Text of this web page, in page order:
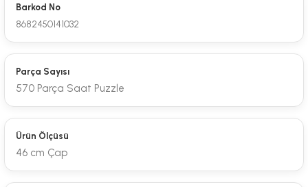
Barkod No
8682450141032
Parça Sayısı
570 Parça Saat Puzzle
Ürün Ölçüsü
46 cm Çap